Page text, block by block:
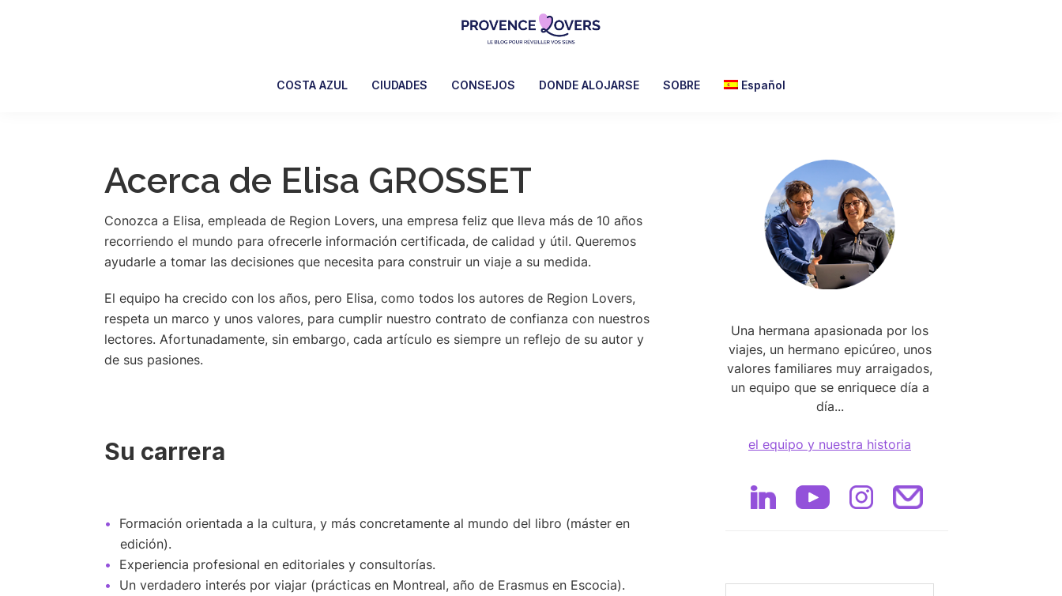
Lovers
los
-
Le
de
Claire
et
Manu
COSTA AZUL CIUDADES CONSEJOS DONDE ALOJARSE SOBRE Español
Acerca de Elisa GROSSET
Conozca a Elisa, empleada de Region Lovers, una empresa feliz que lleva más de 10 años
recorriendo el mundo para ofrecerle información certificada, de calidad y útil. Queremos
ayudarle a tomar las decisiones que necesita para construir un viaje a su medida.
El equipo ha crecido con los años, pero Elisa, como todos los autores de Region Lovers,
respeta un marco y unos valores, para cumplir nuestro contrato de confianza con nuestros
lectores. Afortunadamente, sin embargo, cada artículo es siempre un reflejo de su autor y
de sus pasiones.
Su carrera
Formación orientada a la cultura, y más concretamente al mundo del libro (máster en
edición).
Experiencia profesional en editoriales y consultorías.
Un verdadero interés por viajar (prácticas en Montreal, año de Erasmus en Escocia).
Primary
Sidebar
Una hermana apasionada por los
viajes, un hermano epicúreo, unos
valores familiares muy arraigados,
un equipo que se enriquece día a
día...
el equipo y nuestra historia